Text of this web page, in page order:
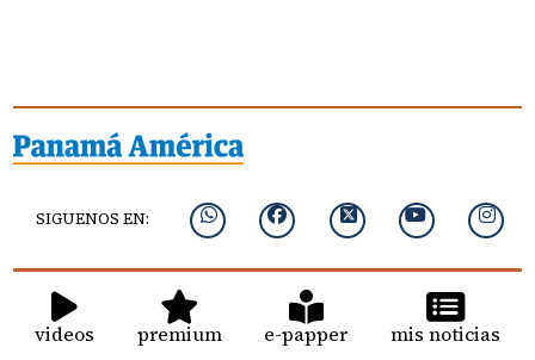
SIGUENOS EN:
videos premium e-papper mis noticias